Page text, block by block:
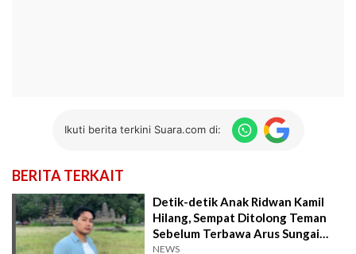
Ikuti berita terkini Suara.com di:
BERITA TERKAIT
Detik-detik Anak Ridwan Kamil
Hilang, Sempat Ditolong Teman
Sebelum Terbawa Arus Sungai
Aare
NEWS